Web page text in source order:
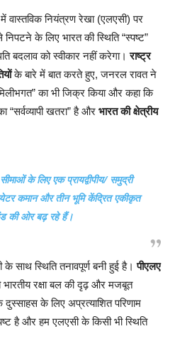
वास्तविक नियंत्रण रेखा (एलएसी) पर
के लिए भारत की स्थिति “स्पष्ट”
बदलाव को स्वीकार नहीं करेगा।राष्ट्र
के बारे में बात करते हुए, जनरल रावत ने
का भी जिक्र किया और कहा कि
“सर्वव्यापी खतरा” है और भारत की क्षेत्रीय
के लिए एक प्रायद्वीपीय/ समुद्री
कमान और तीन भूमि केंद्रित एकीकृत
की ओर बढ़ रहे हैं।
के साथ स्थिति तनावपूर्ण बनी हुई है।पीएलए
भारतीय रक्षा बल की दृढ़ और मजबूत
के लिए अप्रत्याशित परिणाम
है और हम एलएसी के किसी भी स्थिति